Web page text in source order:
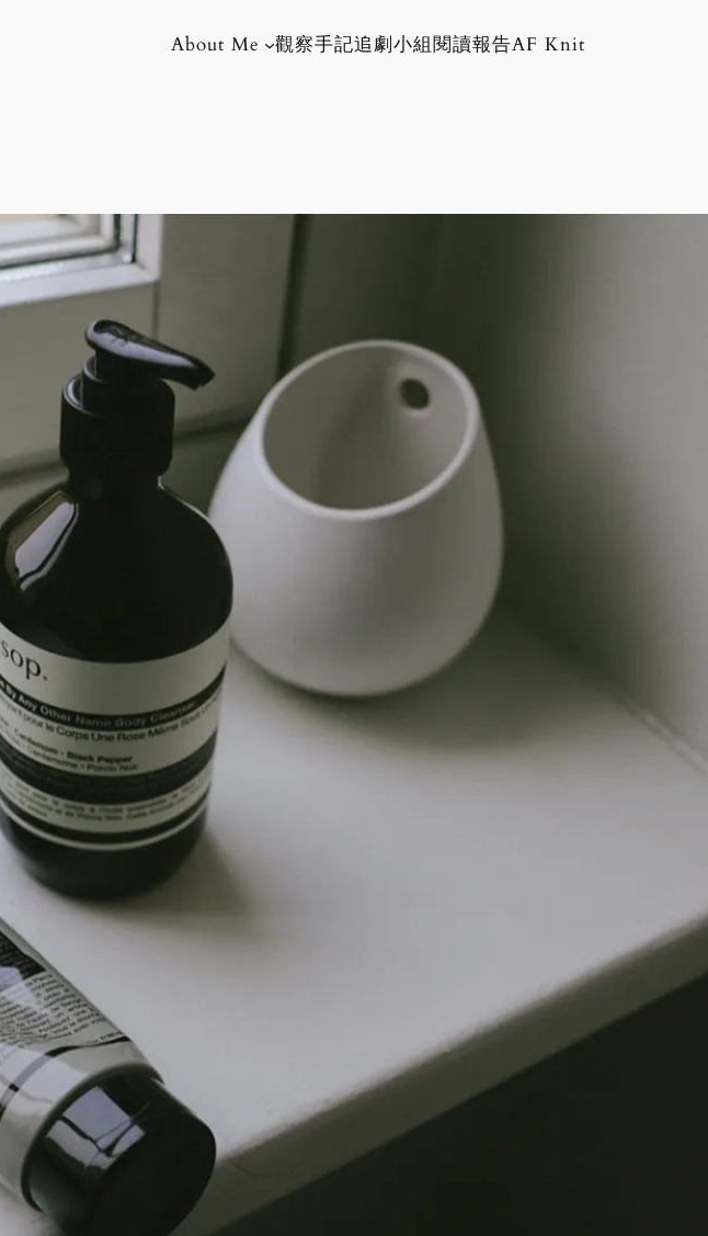
About Me 觀察手記追劇小組閱讀報告AF Knit